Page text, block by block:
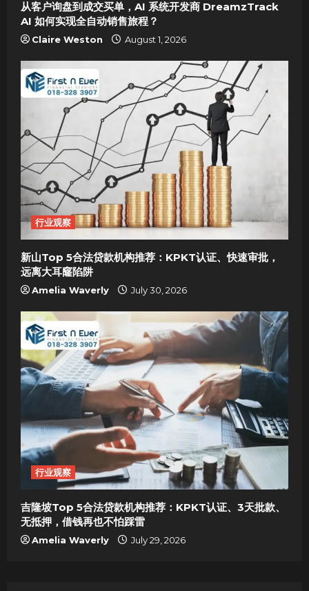
o
n
从客户询盘到成交买单，AI 系统开发商 DreamzTrack
AI 如何实现全自动销售旅程？
Claire Weston August 1, 2026
行业观察
新山Top 5合法贷款机构推荐：KPKT认证、快速审批，
远离大耳窿陷阱
Amelia Waverly July 30, 2026
行业观察
吉隆坡Top 5合法贷款机构推荐：KPKT认证、3天批款、
无抵押，借钱再也不怕踩雷
Amelia Waverly July 29, 2026